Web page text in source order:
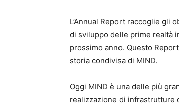
L’Annual Report raccoglie
di sviluppo delle prime realtà
prossimo anno. Questo
storia condivisa di MIND.
Oggi MIND è una delle più
realizzazione di infrastrutture